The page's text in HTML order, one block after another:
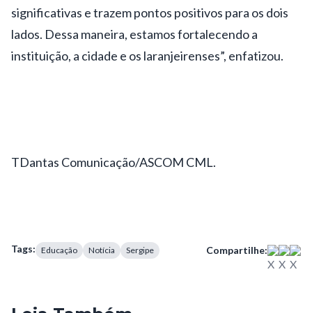
significativas e trazem pontos positivos para os dois
lados. Dessa maneira, estamos fortalecendo a
instituição, a cidade e os laranjeirenses”, enfatizou.
TDantas Comunicação/ASCOM CML.
Tags: Educação Notícia Sergipe Compartilhe: